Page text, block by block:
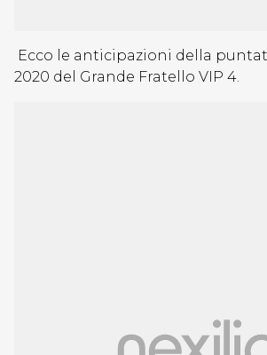
Ecco le anticipazioni della
2020 del Grande Fratello VIP 4.